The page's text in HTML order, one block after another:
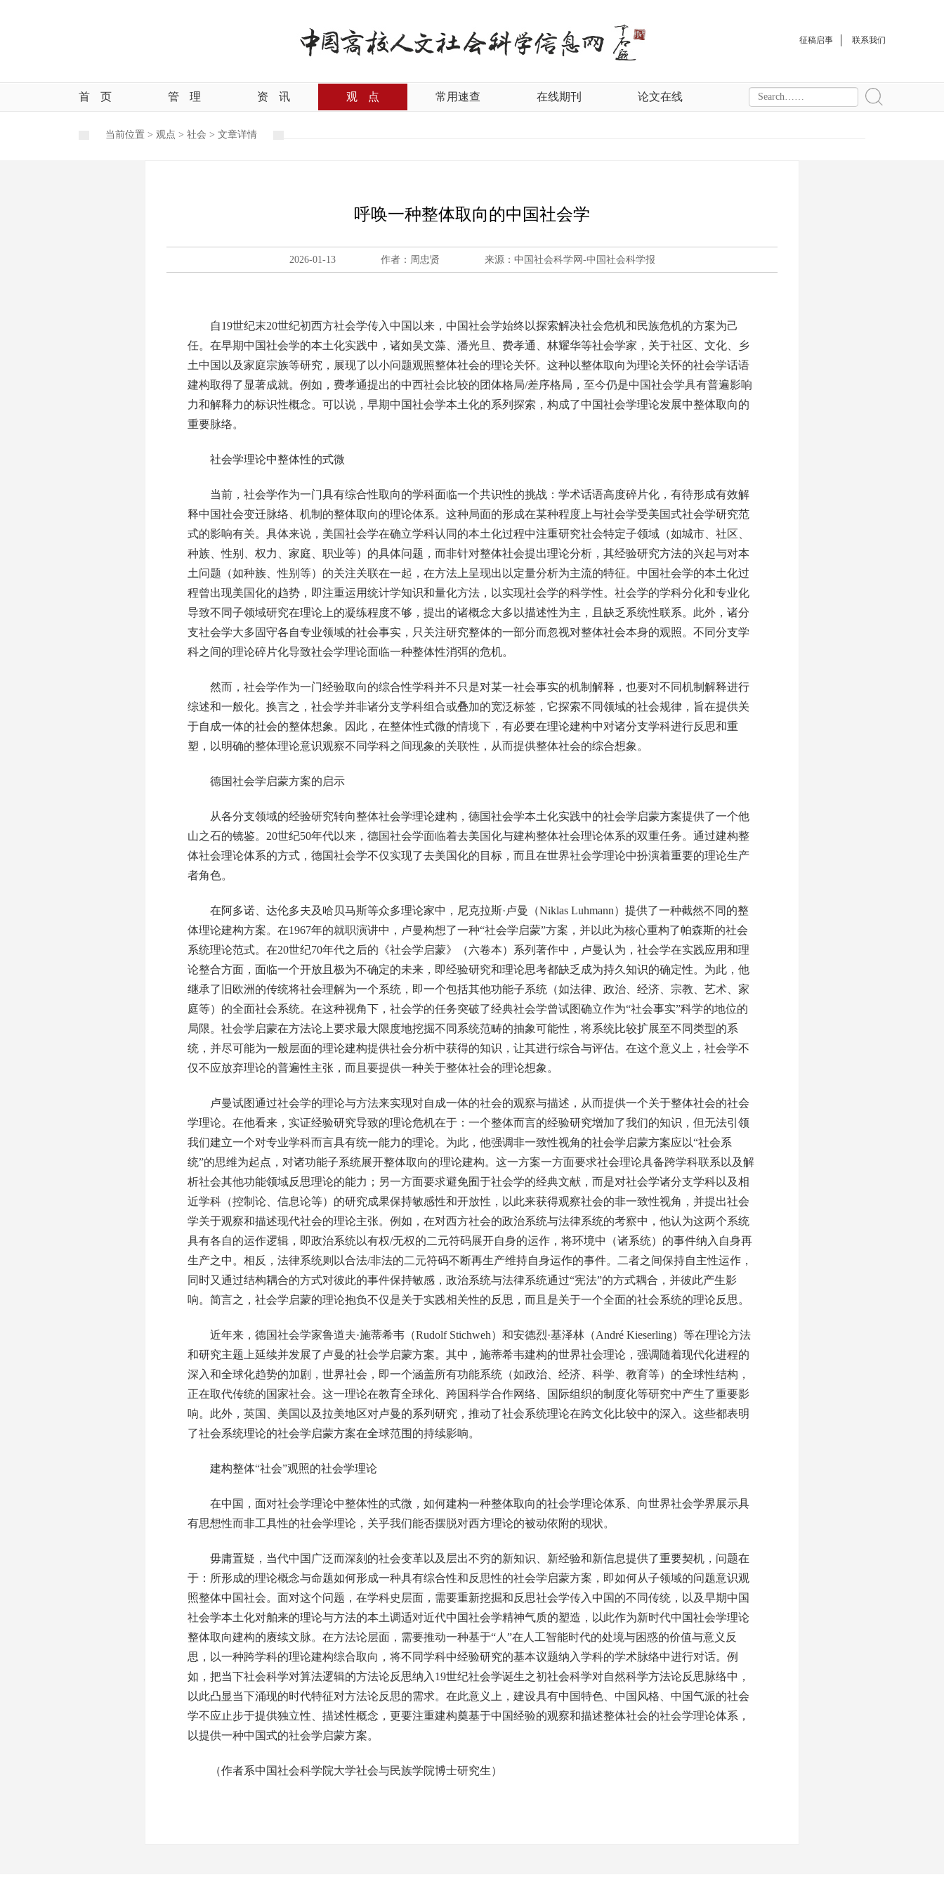
征稿启事 联系我们
首 页 管 理 资 讯 观 点 常用速查 在线期刊 论文在线
当前位置 > 观点 > 社会 > 文章详情
呼唤一种整体取向的中国社会学
2026-01-13 作者：周忠贤 来源：中国社会科学网-中国社会科学报
自19世纪末20世纪初西方社会学传入中国以来，中国社会学始终以探索解决社会危机和民族危机的方案为己
任。在早期中国社会学的本土化实践中，诸如吴文藻、潘光旦、费孝通、林耀华等社会学家，关于社区、文化、乡
土中国以及家庭宗族等研究，展现了以小问题观照整体社会的理论关怀。这种以整体取向为理论关怀的社会学话语
建构取得了显著成就。例如，费孝通提出的中西社会比较的团体格局/差序格局，至今仍是中国社会学具有普遍影响
力和解释力的标识性概念。可以说，早期中国社会学本土化的系列探索，构成了中国社会学理论发展中整体取向的
重要脉络。
社会学理论中整体性的式微
当前，社会学作为一门具有综合性取向的学科面临一个共识性的挑战：学术话语高度碎片化，有待形成有效解
释中国社会变迁脉络、机制的整体取向的理论体系。这种局面的形成在某种程度上与社会学受美国式社会学研究范
式的影响有关。具体来说，美国社会学在确立学科认同的本土化过程中注重研究社会特定子领域（如城市、社区、
种族、性别、权力、家庭、职业等）的具体问题，而非针对整体社会提出理论分析，其经验研究方法的兴起与对本
土问题（如种族、性别等）的关注关联在一起，在方法上呈现出以定量分析为主流的特征。中国社会学的本土化过
程曾出现美国化的趋势，即注重运用统计学知识和量化方法，以实现社会学的科学性。社会学的学科分化和专业化
导致不同子领域研究在理论上的凝练程度不够，提出的诸概念大多以描述性为主，且缺乏系统性联系。此外，诸分
支社会学大多固守各自专业领域的社会事实，只关注研究整体的一部分而忽视对整体社会本身的观照。不同分支学
科之间的理论碎片化导致社会学理论面临一种整体性消弭的危机。
然而，社会学作为一门经验取向的综合性学科并不只是对某一社会事实的机制解释，也要对不同机制解释进行
综述和一般化。换言之，社会学并非诸分支学科组合或叠加的宽泛标签，它探索不同领域的社会规律，旨在提供关
于自成一体的社会的整体想象。因此，在整体性式微的情境下，有必要在理论建构中对诸分支学科进行反思和重
塑，以明确的整体理论意识观察不同学科之间现象的关联性，从而提供整体社会的综合想象。
德国社会学启蒙方案的启示
从各分支领域的经验研究转向整体社会学理论建构，德国社会学本土化实践中的社会学启蒙方案提供了一个他
山之石的镜鉴。20世纪50年代以来，德国社会学面临着去美国化与建构整体社会理论体系的双重任务。通过建构整
体社会理论体系的方式，德国社会学不仅实现了去美国化的目标，而且在世界社会学理论中扮演着重要的理论生产
者角色。
在阿多诺、达伦多夫及哈贝马斯等众多理论家中，尼克拉斯·卢曼（Niklas Luhmann）提供了一种截然不同的整
体理论建构方案。在1967年的就职演讲中，卢曼构想了一种“社会学启蒙”方案，并以此为核心重构了帕森斯的社会
系统理论范式。在20世纪70年代之后的《社会学启蒙》（六卷本）系列著作中，卢曼认为，社会学在实践应用和理
论整合方面，面临一个开放且极为不确定的未来，即经验研究和理论思考都缺乏成为持久知识的确定性。为此，他
继承了旧欧洲的传统将社会理解为一个系统，即一个包括其他功能子系统（如法律、政治、经济、宗教、艺术、家
庭等）的全面社会系统。在这种视角下，社会学的任务突破了经典社会学曾试图确立作为“社会事实”科学的地位的
局限。社会学启蒙在方法论上要求最大限度地挖掘不同系统范畴的抽象可能性，将系统比较扩展至不同类型的系
统，并尽可能为一般层面的理论建构提供社会分析中获得的知识，让其进行综合与评估。在这个意义上，社会学不
仅不应放弃理论的普遍性主张，而且要提供一种关于整体社会的理论想象。
卢曼试图通过社会学的理论与方法来实现对自成一体的社会的观察与描述，从而提供一个关于整体社会的社会
学理论。在他看来，实证经验研究导致的理论危机在于：一个整体而言的经验研究增加了我们的知识，但无法引领
我们建立一个对专业学科而言具有统一能力的理论。为此，他强调非一致性视角的社会学启蒙方案应以“社会系
统”的思维为起点，对诸功能子系统展开整体取向的理论建构。这一方案一方面要求社会理论具备跨学科联系以及解
析社会其他功能领域反思理论的能力；另一方面要求避免囿于社会学的经典文献，而是对社会学诸分支学科以及相
近学科（控制论、信息论等）的研究成果保持敏感性和开放性，以此来获得观察社会的非一致性视角，并提出社会
学关于观察和描述现代社会的理论主张。例如，在对西方社会的政治系统与法律系统的考察中，他认为这两个系统
具有各自的运作逻辑，即政治系统以有权/无权的二元符码展开自身的运作，将环境中（诸系统）的事件纳入自身再
生产之中。相反，法律系统则以合法/非法的二元符码不断再生产维持自身运作的事件。二者之间保持自主性运作，
同时又通过结构耦合的方式对彼此的事件保持敏感，政治系统与法律系统通过“宪法”的方式耦合，并彼此产生影
响。简言之，社会学启蒙的理论抱负不仅是关于实践相关性的反思，而且是关于一个全面的社会系统的理论反思。
近年来，德国社会学家鲁道夫·施蒂希韦（Rudolf Stichweh）和安德烈·基泽林（André Kieserling）等在理论方法
和研究主题上延续并发展了卢曼的社会学启蒙方案。其中，施蒂希韦建构的世界社会理论，强调随着现代化进程的
深入和全球化趋势的加剧，世界社会，即一个涵盖所有功能系统（如政治、经济、科学、教育等）的全球性结构，
正在取代传统的国家社会。这一理论在教育全球化、跨国科学合作网络、国际组织的制度化等研究中产生了重要影
响。此外，英国、美国以及拉美地区对卢曼的系列研究，推动了社会系统理论在跨文化比较中的深入。这些都表明
了社会系统理论的社会学启蒙方案在全球范围的持续影响。
建构整体“社会”观照的社会学理论
在中国，面对社会学理论中整体性的式微，如何建构一种整体取向的社会学理论体系、向世界社会学界展示具
有思想性而非工具性的社会学理论，关乎我们能否摆脱对西方理论的被动依附的现状。
毋庸置疑，当代中国广泛而深刻的社会变革以及层出不穷的新知识、新经验和新信息提供了重要契机，问题在
于：所形成的理论概念与命题如何形成一种具有综合性和反思性的社会学启蒙方案，即如何从子领域的问题意识观
照整体中国社会。面对这个问题，在学科史层面，需要重新挖掘和反思社会学传入中国的不同传统，以及早期中国
社会学本土化对舶来的理论与方法的本土调适对近代中国社会学精神气质的塑造，以此作为新时代中国社会学理论
整体取向建构的赓续文脉。在方法论层面，需要推动一种基于“人”在人工智能时代的处境与困惑的价值与意义反
思，以一种跨学科的理论建构综合取向，将不同学科中经验研究的基本议题纳入学科的学术脉络中进行对话。例
如，把当下社会科学对算法逻辑的方法论反思纳入19世纪社会学诞生之初社会科学对自然科学方法论反思脉络中，
以此凸显当下涌现的时代特征对方法论反思的需求。在此意义上，建设具有中国特色、中国风格、中国气派的社会
学不应止步于提供独立性、描述性概念，更要注重建构奠基于中国经验的观察和描述整体社会的社会学理论体系，
以提供一种中国式的社会学启蒙方案。
（作者系中国社会科学院大学社会与民族学院博士研究生）